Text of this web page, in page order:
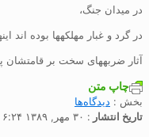
در میدان جنگ،
در گرد و غبار مهلکهها بوده اند
آثار ضربههای سخت بر قامتشان
چاپ متن
بخش : دیدگاه‌ها
تاریخ انتشار : ۳۰ مهر, ۱۳۸۹ ۶:۲۴ ب٫ظ